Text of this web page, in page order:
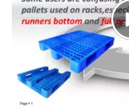
択するにはど